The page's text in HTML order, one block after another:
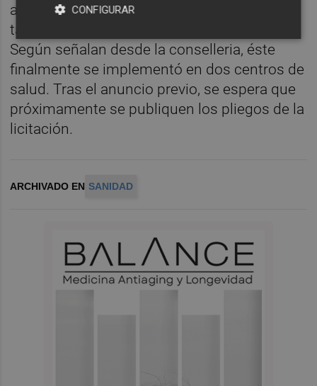
a concurso para que otras alternativas
también pudieran optar a prestar el servicio.
Según señalan desde la conselleria, éste
finalmente se implementó en dos centros de
salud. Tras el anuncio previo, se espera que
próximamente se publiquen los pliegos de la
licitación.
ARCHIVADO EN SANIDAD
CONFIGURAR